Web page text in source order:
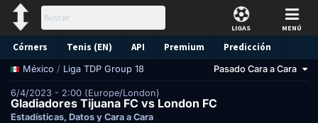
LIGAS MENÚ
Córners Tenis (EN) API Premium Predicción
México / Liga TDP Group 18 Pasado Cara a Cara
6/4/2023 - 2:00 (Europe/London)
Gladiadores Tijuana FC vs London FC
Estadísticas, Datos y Cara a Cara